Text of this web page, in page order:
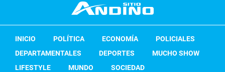
INICIO POLÍTICA ECONOMÍA
POLICIALES
DEPARTAMENTALES
DEPORTES
MUCHO SHOW
LIFESTYLE
MUNDO SOCIEDAD